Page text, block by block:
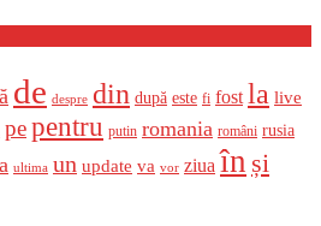
de despre din după este fi fost la live
pepentru putin romania români rusia
ultima un update va vor ziua în și